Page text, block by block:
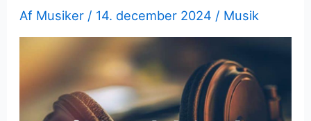
Af Musiker / 14. december 2024 / Musik